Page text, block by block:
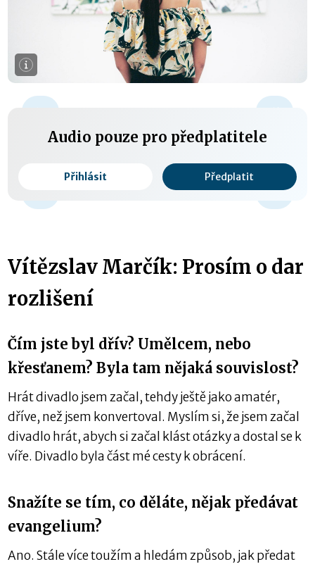
Audio pouze pro předplatitele
Přihlásit Předplatit
0:00 / 0:00
Vítězslav Marčík: Prosím o dar
rozlišení
Čím jste byl dřív? Umělcem, nebo
křesťanem? Byla tam nějaká souvislost?
Hrát divadlo jsem začal, tehdy ještě jako amatér,
dříve, než jsem konvertoval. Myslím si, že jsem začal
divadlo hrát, abych si začal klást otázky a dostal se k
víře. Divadlo byla část mé cesty k obrácení.
Snažíte se tím, co děláte, nějak předávat
evangelium?
Ano. Stále více toužím a hledám způsob, jak předat